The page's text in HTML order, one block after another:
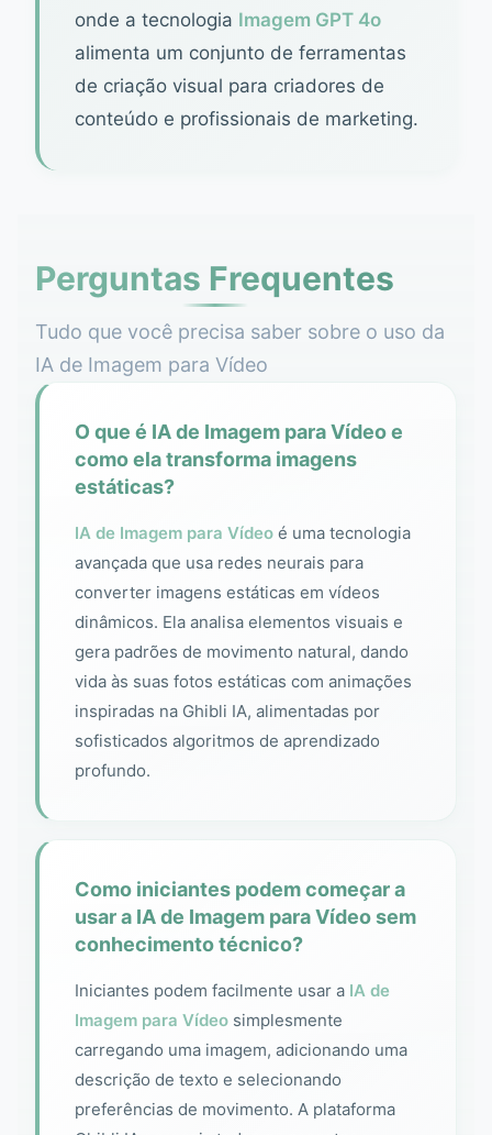
onde a tecnologia Imagem GPT 4o
alimenta um conjunto de ferramentas
de criação visual para criadores de
conteúdo e profissionais de marketing.
Perguntas Frequentes
Tudo que você precisa saber sobre o uso da
IA de Imagem para Vídeo
O que é IA de Imagem para Vídeo e
como ela transforma imagens
estáticas?
IA de Imagem para Vídeo é uma tecnologia
avançada que usa redes neurais para
converter imagens estáticas em vídeos
dinâmicos. Ela analisa elementos visuais e
gera padrões de movimento natural, dando
vida às suas fotos estáticas com animações
inspiradas na Ghibli IA, alimentadas por
sofisticados algoritmos de aprendizado
profundo.
Como iniciantes podem começar a
usar a IA de Imagem para Vídeo sem
conhecimento técnico?
Iniciantes podem facilmente usar a IA de
Imagem para Vídeo simplesmente
carregando uma imagem, adicionando uma
descrição de texto e selecionando
preferências de movimento. A plataforma